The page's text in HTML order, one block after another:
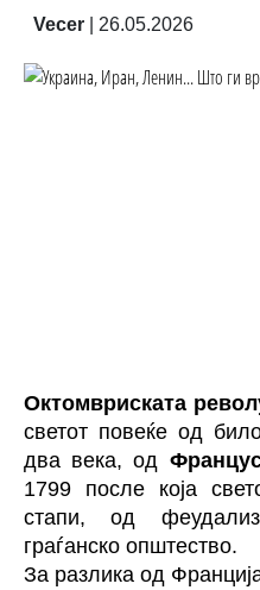
Vecer 26.05.2026
Октомвриската
светот повеќе од
два века, од
1799 после која
стапи, од
граѓанско општество.
За разлика од